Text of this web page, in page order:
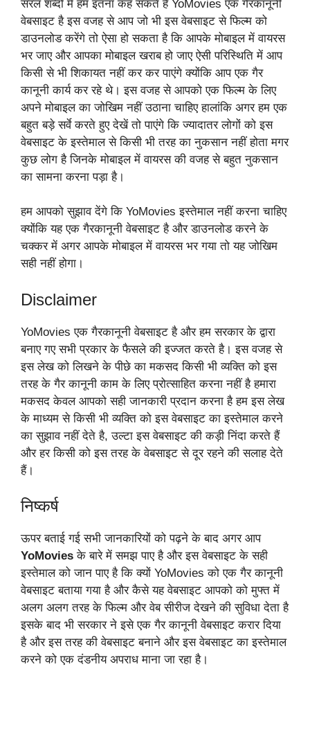
सरल शब्दों में हम इतना कह सकते है YoMovies एक गैरकानूनी
वेबसाइट है इस वजह से आप जो भी इस वेबसाइट से फिल्म को
डाउनलोड करेंगे तो ऐसा हो सकता है कि आपके मोबाइल में वायरस
भर जाए और आपका मोबाइल खराब हो जाए ऐसी परिस्थिति में आप
किसी से भी शिकायत नहीं कर कर पाएंगे क्योंकि आप एक गैर
कानूनी कार्य कर रहे थे। इस वजह से आपको एक फिल्म के लिए
अपने मोबाइल का जोखिम नहीं उठाना चाहिए हालांकि अगर हम एक
बहुत बड़े सर्वे करते हुए देखें तो पाएंगे कि ज्यादातर लोगों को इस
वेबसाइट के इस्तेमाल से किसी भी तरह का नुकसान नहीं होता मगर
कुछ लोग है जिनके मोबाइल में वायरस की वजह से बहुत नुकसान
का सामना करना पड़ा है।
हम आपको सुझाव देंगे कि YoMovies इस्तेमाल नहीं करना चाहिए
क्योंकि यह एक गैरकानूनी वेबसाइट है और डाउनलोड करने के
चक्कर में अगर आपके मोबाइल में वायरस भर गया तो यह जोखिम
सही नहीं होगा।
Disclaimer
YoMovies एक गैरकानूनी वेबसाइट है और हम सरकार के द्वारा
बनाए गए सभी प्रकार के फैसले की इज्जत करते है। इस वजह से
इस लेख को लिखने के पीछे का मकसद किसी भी व्यक्ति को इस
तरह के गैर कानूनी काम के लिए प्रोत्साहित करना नहीं है हमारा
मकसद केवल आपको सही जानकारी प्रदान करना है हम इस लेख
के माध्यम से किसी भी व्यक्ति को इस वेबसाइट का इस्तेमाल करने
का सुझाव नहीं देते है, उल्टा इस वेबसाइट की कड़ी निंदा करते हैं
और हर किसी को इस तरह के वेबसाइट से दूर रहने की सलाह देते
हैं।
निष्कर्ष
ऊपर बताई गई सभी जानकारियों को पढ़ने के बाद अगर आप
YoMovies के बारे में समझ पाए है और इस वेबसाइट के सही
इस्तेमाल को जान पाए है कि क्यों YoMovies को एक गैर कानूनी
वेबसाइट बताया गया है और कैसे यह वेबसाइट आपको को मुफ्त में
अलग अलग तरह के फिल्म और वेब सीरीज देखने की सुविधा देता है
इसके बाद भी सरकार ने इसे एक गैर कानूनी वेबसाइट करार दिया
है और इस तरह की वेबसाइट बनाने और इस वेबसाइट का इस्तेमाल
करने को एक दंडनीय अपराध माना जा रहा है।